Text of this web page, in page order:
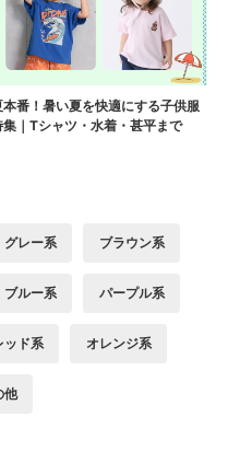
本番！暑い夏を快適にする子供服
集｜Tシャツ・水着・甚平まで
グレー系 ブラウン系
ブルー系 パープル系
ッド系 オレンジ系
他